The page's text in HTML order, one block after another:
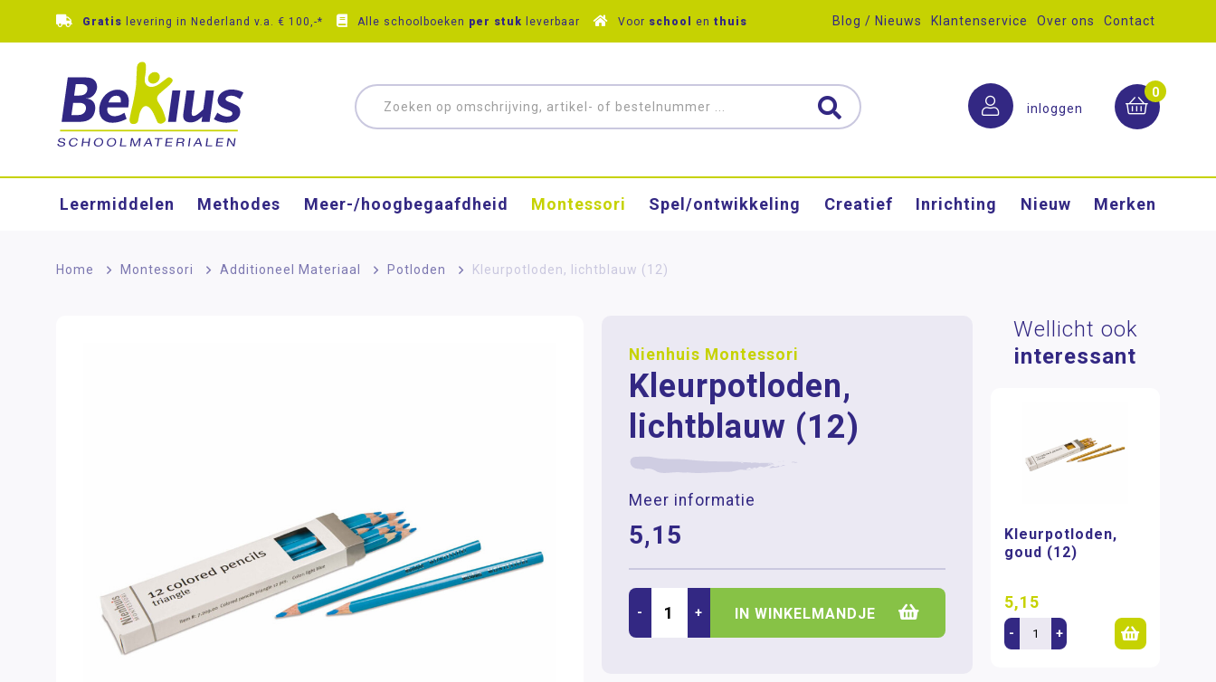
Gratis levering in Nederland v.a. € 100,-* Alle schoolboeken per stuk leverbaar Voor school en thuis Blog / Nieuws Klantenservice Over ons Contact
inloggen
0
Leermiddelen Methodes Meer-/hoog­begaafdheid Montessori Spel/ontwikkeling Creatief Inrichting Nieuw Merken
Home > Montessori > Additioneel Materiaal > Potloden > Kleurpotloden, lichtblauw (12)
Nienhuis Montessori
Kleurpotloden,
lichtblauw (12)
Meer informatie
5,15
- + IN WINKELMANDJE
Wellicht ook
interessant
Kleurpotloden,
goud (12)
5,15
- +